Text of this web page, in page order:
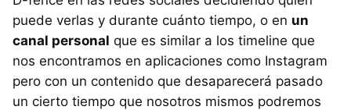
puede verlas y durante cuánto tiempo, o en un
canal personal que es similar a los timeline que
nos encontramos en aplicaciones como Instagram
pero con un contenido que desaparecerá pasado
un cierto tiempo que nosotros mismos podremos